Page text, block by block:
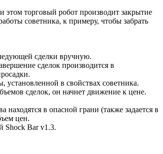
торговый робот производит закрытие
советника, к примеру, чтобы забрать
сделки вручную.
сделок производится в
в свойствах советника.
сделок, он начнет движение к цене.
в опасной грани (также задается в
цен.
Shock Bar v1.3.